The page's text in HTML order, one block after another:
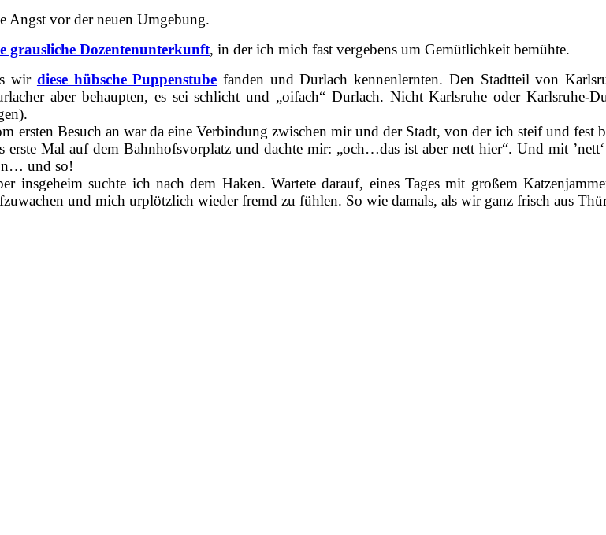
Angst vor der neuen Umgebung.
grausliche Dozentenunterkunft, in der ich mich fast vergebens um Gemütlichkeit bemühte.
wir diese hübsche Puppenstube fanden und Durlach kennenlernten. Den Stadtteil von
aber behaupten, es sei schlicht und „oifach“ Durlach. Nicht Karlsruhe oder
ersten Besuch an war da eine Verbindung zwischen mir und der Stadt, von der ich steif und fest
erste Mal auf dem Bahnhofsvorplatz und dachte mir: „och…das ist aber nett hier“. Und mit
und so!
insgeheim suchte ich nach dem Haken. Wartete darauf, eines Tages mit großem
und mich urplötzlich wieder fremd zu fühlen. So wie damals, als wir ganz frisch aus